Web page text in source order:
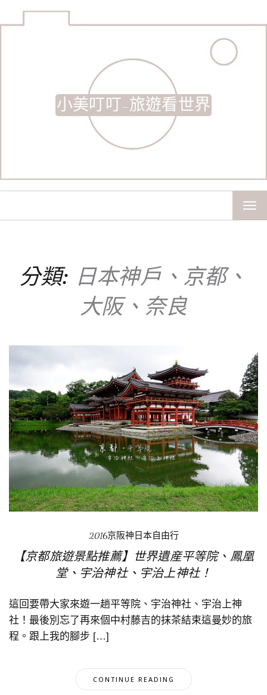
小美叮叮-旅遊看世界
分類: 日本神戶、京都、
大阪、奈良
2016京阪神日本自由行
【京都旅遊景點推薦】世界遺産平等院、鳳凰
堂、宇治神社、宇治上神社！
這回要帶大家來遊一趟平等院、宇治神社、宇治上神
社！最後別忘了再來個中村藤吉的抹茶結束這曼妙的旅
程。跟上我的腳步 […]
CONTINUE READING